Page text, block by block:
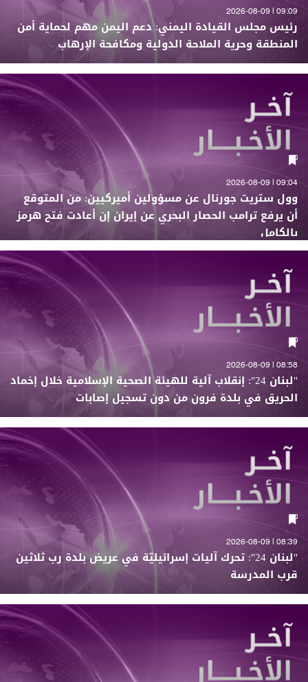
09:09 | 2026-08-09
رئيس مجلس القيادة اليمني: دعم اليمن مهم لحماية أمن
المنطقة وحرية الملاحة الدولية ومكافحة الإرهاب
09:04 | 2026-08-09
وول ستريت جورنال عن مسؤولين أميركيين: من المتوقع
أن يرفع ترامب الحصار البحري عن إيران إن أعادت فتح هرمز
بالكامل
08:58 | 2026-08-09
"لبنان 24": إنقلاب آلية للهيئة الصحية الإسلامية خلال إخماد
الحريق في بلدة فرون من دون تسجيل إصابات
08:39 | 2026-08-09
"لبنان 24": تحرك آليات إسرائيليّة في عريض بلدة رب ثلاثين
قرب المدرسة